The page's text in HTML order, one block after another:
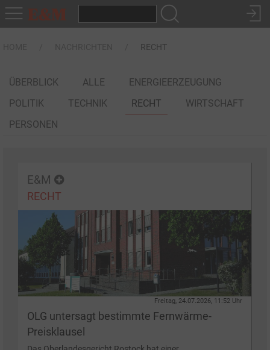
RECHT
ÜBERBLICK ALLE
ENERGIEERZEUGUNG
POLITIK
TECHNIK RECHT
WIRTSCHAFT
PERSONEN
E&M
RECHT
Freitag, 24.07.2026, 11:52 Uhr
OLG untersagt bestimmte Fernwärme-
Preisklausel